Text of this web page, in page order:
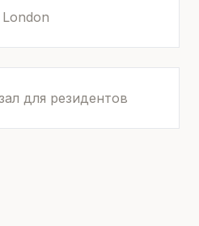
для резидентов